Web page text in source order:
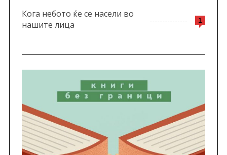
1
Кога небото ќе се насели во
нашите лица